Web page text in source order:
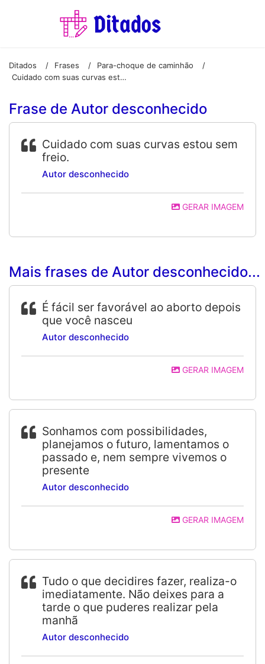
Ditados / Frases / Para-choque de caminhão
/
Cuidado com suas curvas estou sem freio.
Frase de Autor desconhecido
Cuidado com suas curvas estou sem
freio.
Autor desconhecido
GERAR IMAGEM
Mais frases de Autor desconhecido...
É fácil ser favorável ao aborto depois
que você nasceu
Autor desconhecido
GERAR IMAGEM
Sonhamos com possibilidades,
planejamos o futuro, lamentamos o
passado e, nem sempre vivemos o
presente
Autor desconhecido
GERAR IMAGEM
Tudo o que decidires fazer, realiza-o
imediatamente. Não deixes para a
tarde o que puderes realizar pela
manhã
Autor desconhecido